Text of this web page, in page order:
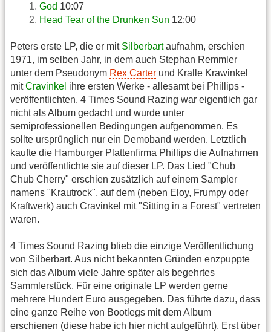
God 10:07
Head Tear of the Drunken Sun 12:00
Peters erste LP, die er mit Silberbartaufnahm, erschien
1971, im selben Jahr, in dem auch Stephan Remmler
unter dem Pseudonym Rex Carter und Kralle Krawinkel
mitCravinkel ihre ersten Werke - allesamt bei Phillips -
veröffentlichten. 4 Times Sound Razing war eigentlich gar
nicht als Album gedacht und wurde unter
semiprofessionellen Bedingungen aufgenommen. Es
sollte ursprünglich nur ein Demoband werden. Letztlich
kaufte die Hamburger Plattenfirma Phillips die Aufnahmen
und veröffentlichte sie auf dieser LP. Das Lied "Chub
Chub Cherry" erschien zusätzlich auf einem Sampler
namens "Krautrock", auf dem (neben Eloy, Frumpy oder
Kraftwerk) auch Cravinkel mit "Sitting in a Forest" vertreten
waren.
4 Times Sound Razing blieb die einzige Veröffentlichung
von Silberbart. Aus nicht bekannten Gründen enzpuppte
sich das Album viele Jahre später als begehrtes
Sammlerstück. Für eine originale LP werden gerne
mehrere Hundert Euro ausgegeben. Das führte dazu, dass
eine ganze Reihe von Bootlegs mit dem Album
erschienen (diese habe ich hier nicht aufgeführt). Erst über